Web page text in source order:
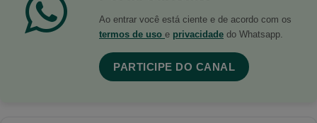
Ao entrar você está ciente e de acordo com os
termos de uso e privacidade do Whatsapp.
PARTICIPE DO CANAL